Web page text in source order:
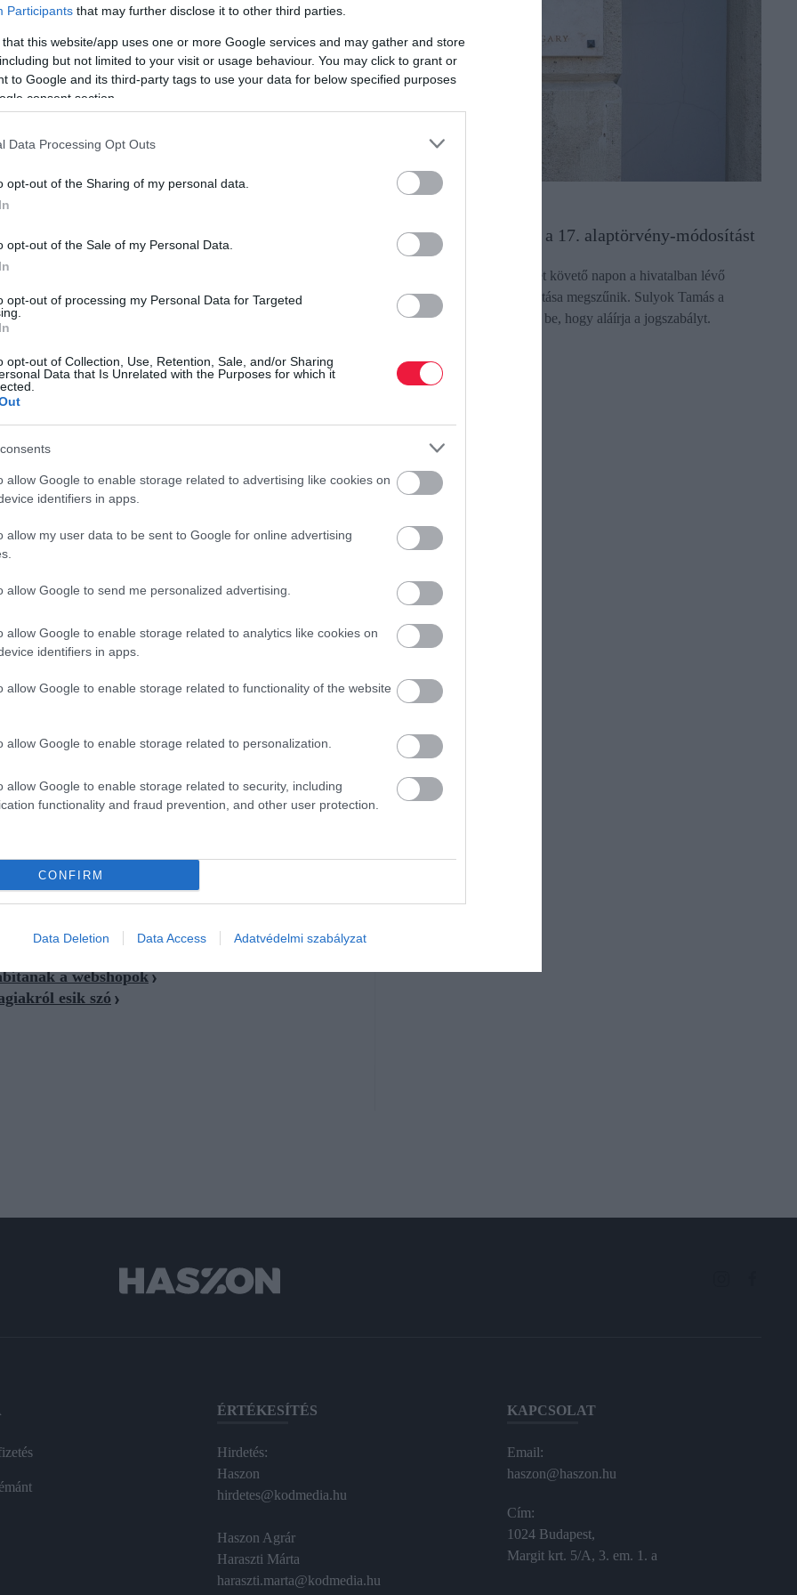
Participants that may further disclose it to other third parties.
that this website/app uses one or more Google services and may gather and store
but not limited to your visit or usage behaviour. You may click to grant or
to Google and its third-party tags to use your data for below specified purposes
consent section.
Data Processing Opt Outs
opt-out of the Sharing of my personal data.
opt-out of the Sale of my Personal Data.
opt-out of processing my Personal Data for Targeted
opt-out of Collection, Use, Retention, Sale, and/or Sharing
Data that Is Unrelated with the Purposes for which it
allow Google to enable storage related to advertising like cookies on
identifiers in apps.
allow my user data to be sent to Google for online advertising
allow Google to send me personalized advertising.
allow Google to enable storage related to analytics like cookies on
identifiers in apps.
allow Google to enable storage related to functionality of the website
allow Google to enable storage related to personalization.
allow Google to enable storage related to security, including
functionality and fraud prevention, and other user protection.
CONFIRM
Data Deletion Data Access Adatvédelmi szabályzat
Matt Burgess, a Wyomingi Egyetem közgazdásza és
halászati kutatásból indult ki
: a halászhajók akkor
a keresést, ahelyett, hogy tovább vártak volna a
különböző ajánlatokat kapnak, például egy fizetést,
egy küszöböt, és csak azt fogadják el, ami ezt eléri. Az
átlagosan rosszabb kimenetelhez vezetett, mint a túl
szalasztotta el az elérhető és jó lehetőségeket.
fölött, de nem irreálisan magasan
nem érdemes olyan mércét állítani, amelyet szinte senki
indokolt magasabbra tenni a lécet
és rossz állapotú lakások is vannak –, a több türelem
kimenetel sokkal nagyobb kárt okozhat, mint amekkora
döntés is, ahol egy mély recesszió elkerülése
a The Guardian.
sikeres fegyvere meetingen?
valaki csak mások sikereit látja
– például a közösségi
normálisnak. Kath Landgren, a Stanford Egyetem
látni, nem csupán a kiemelt sikertörténeteket.
bonyolultabb a modellnél, ezért az eredményeket nem
például Landgren sem szívesen számszerűsítené így. A
csak addig, amíg nem vakít el.
a webshopok
esik szó
Sulyok Tamás aláírja a 17. alaptörvény-módosítást
A módosítás hatálybalépését követő napon a hivatalban lévő
köztársasági elnök megbízatása megszűnik. Sulyok Tamás a
közösségi oldalán jelentette be, hogy aláírja a jogszabályt.
rectangle
ÉRTÉKESÍTÉS
Hirdetés:
Haszon
hirdetes@kodmedia.hu
Haszon Agrár
Haraszti Márta
haraszti.marta@kodmedia.hu
KAPCSOLAT
Email:
haszon@haszon.hu
Cím:
1024 Budapest,
Margit krt. 5/A, 3. em. 1. a